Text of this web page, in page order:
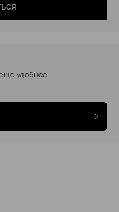
удобнее.